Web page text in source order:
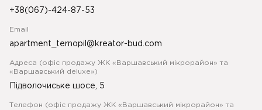
+38(067)-424-87-53
Email
apartment_ternopil@kreator-bud.com
Адреса (офіс продажу ЖК «Варшавський мікрорайон» та
«Варшавський deluxe»)
Підволочиське шосе, 5
Телефон (офіс продажу ЖК «Варшавський мікрорайон» та